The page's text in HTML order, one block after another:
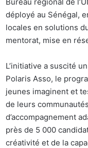
déployé au Sénégal,
locales en solutions
mentorat, mise en
L’initiative a suscité
Polaris Asso, le
jeunes imaginent et
de leurs
d’accompagnement
près de 5 000
créativité et de la